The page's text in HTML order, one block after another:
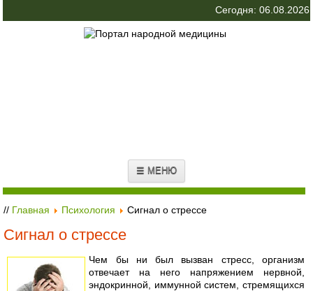
Сегодня: 06.08.2026
☰ МЕНЮ
// Главная Психология Сигнал о стрессе
Сигнал о стрессе
Чем бы ни был вызван стресс, организм
отвечает на него напряжением нервной,
эндокринной, иммунной систем, стремящихся